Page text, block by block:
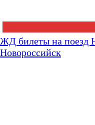
ЖД билеты на
Новороссийск